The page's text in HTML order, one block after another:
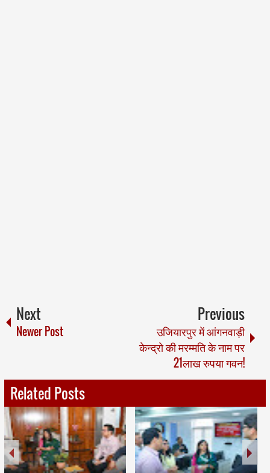
Next
Newer Post
Previous
उजियारपुर में आंगनवाड़ी
केन्द्रो की मरम्मति के नाम पर
21लाख रुपया गवन!
Related Posts